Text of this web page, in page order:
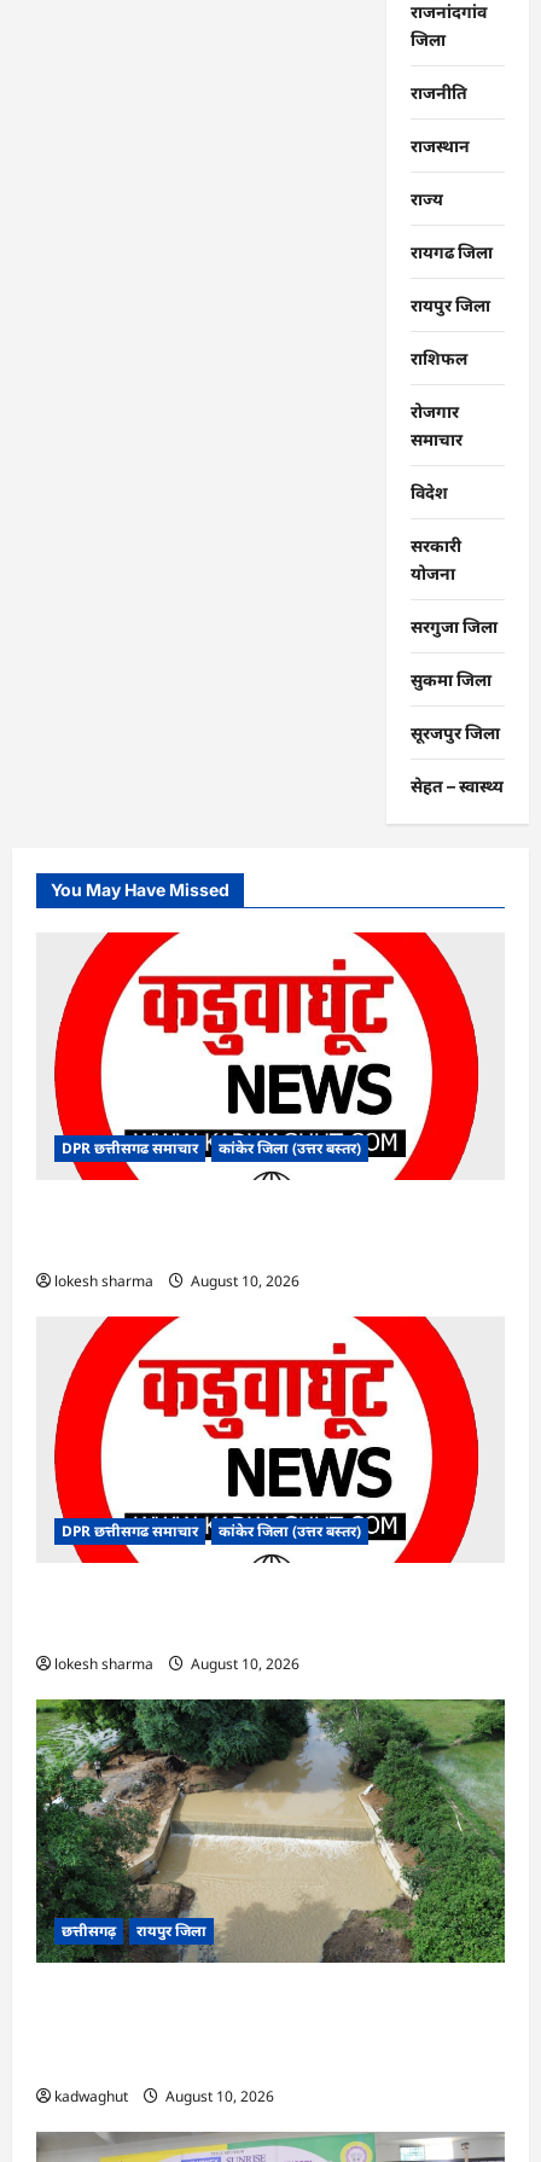
राजनांदगांव
जिला
राजनीति
राजस्थान
राज्‍य
रायगढ जिला
रायपुर जिला
राशिफल
रोजगार
समाचार
विदेश
सरकारी
योजना
सरगुजा जिला
सुकमा जिला
सूरजपुर जिला
सेहत – स्‍वास्‍थ्‍य
You May Have Missed
DPR छत्तीसगढ समाचार कांकेर जिला (उत्तर बस्तर)
lokesh sharma August 10, 2026
DPR छत्तीसगढ समाचार कांकेर जिला (उत्तर बस्तर)
lokesh sharma August 10, 2026
छत्तीसगढ़ रायपुर जिला
kadwaghut August 10, 2026